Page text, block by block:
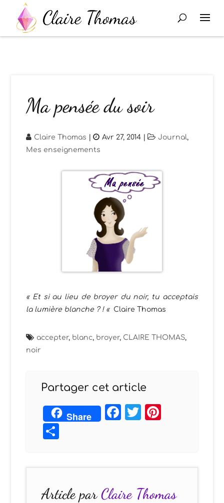
Ma pensée du soir
Claire Thomas | Avr 27, 2014 | Journal,
Mes enseignements
« Et si au lieu de broyer du noir, tu acceptais
la lumière blanche ? ! « Claire Thomas
accepter, blanc, broyer, CLAIRE THOMAS,
noir
Partager cet article
Share Facebook
Twitter
Article parClaire Thomas